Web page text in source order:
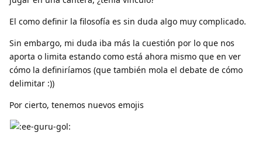
El como definir la filosofía es sin duda algo muy complicado.
Sin embargo, mi duda iba más la cuestión por lo que nos
aporta o limita estando como está ahora mismo que en ver
cómo la definiríamos (que también mola el debate de cómo
delimitar :))
Por cierto, tenemos nuevos emojis